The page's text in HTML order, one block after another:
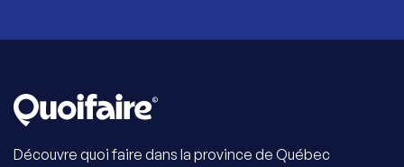
Découvre quoi faire dans la province de Québec